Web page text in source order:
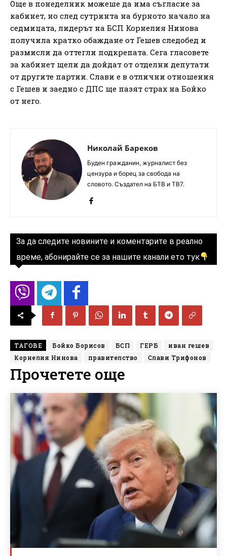
Още в понеделник можеше да има съгласие за
кабинет, но след сутринта на бурното начало на
седмицата, лидерът на БСП Корнелия Нинова
получила кратко обаждане от Гешев следобед и
размисли да оттегли подкрепата. Сега гласовете
за кабинет щели да дойдат от отделни депутати
от другите партии. Слави е в отлични отношения
с Гешев и заедно с ДПС ще пазят страх на Бойко
от него.
Николай Бареков
Буден гражданин, журналист без
цензура и борец за свобода на
словото. Създател на БТВ и ТВ7.
За да следите новините и коментарите в реално
време, абонирайте се за нашите канали ето тук
ТАГОВЕ Бойко Борисов БСП ГЕРБ
иван гешев
Корнелия Нинова
правителство Слави Трифонов
Прочетете още